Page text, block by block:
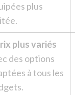
plus
plus variés
des options
à tous les